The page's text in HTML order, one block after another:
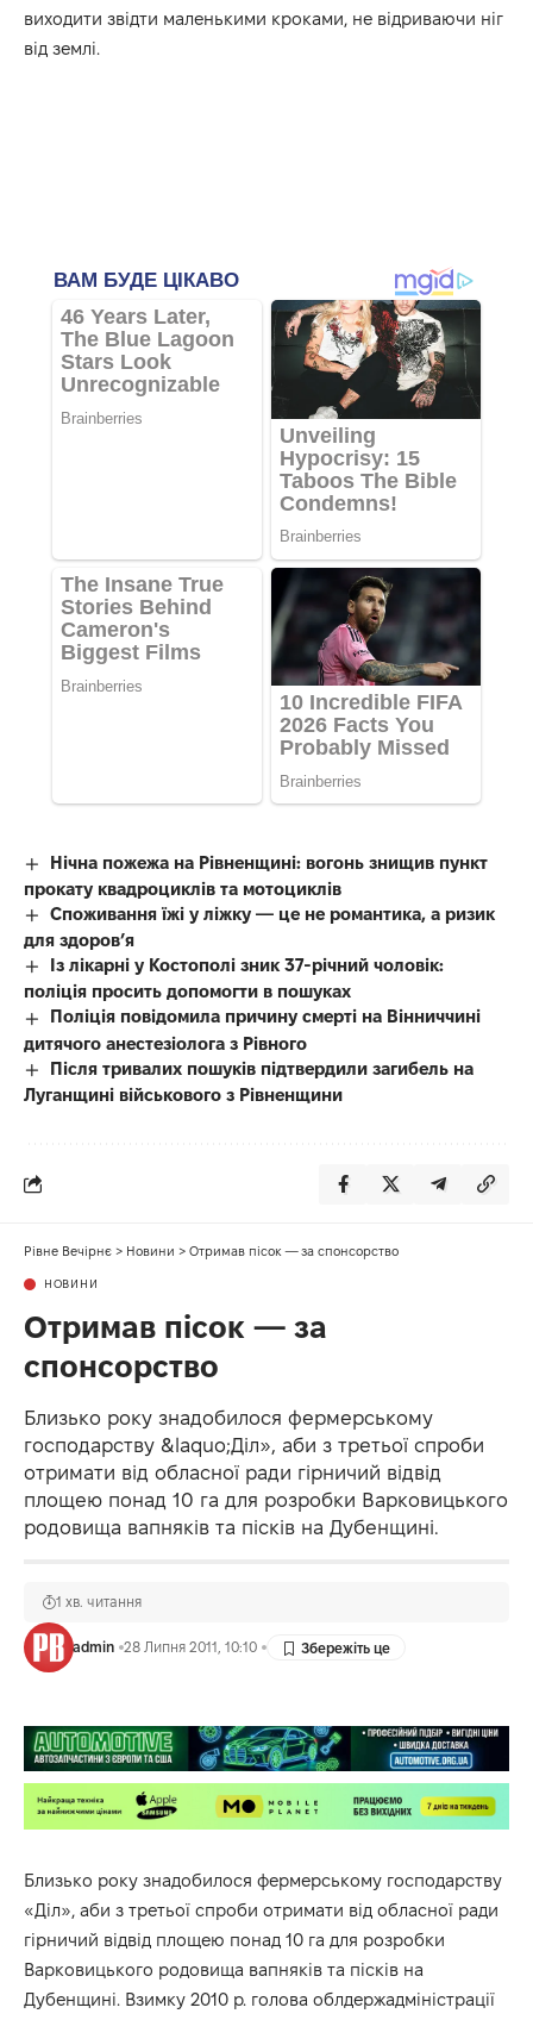
виходити звідти маленькими кроками, не відриваючи ніг
від землі.
Нічна пожежа на Рівненщині: вогонь знищив пункт
прокату квадроциклів та мотоциклів
Споживання їжі у ліжку — це не романтика, а ризик
для здоров’я
Із лікарні у Костополі зник 37-річний чоловік:
поліція просить допомогти в пошуках
Поліція повідомила причину смерті на Вінниччині
дитячого анестезіолога з Рівного
Після тривалих пошуків підтвердили загибель на
Луганщині військового з Рівненщини
Рівне Вечірнє > Новини > Отримав пісок — за спонсорство
НОВИНИ
Отримав пісок — за
спонсорство
Близько року знадобилося фермерському
господарству &laquo;Діл», аби з третьої спроби
отримати від обласної ради гірничий відвід
площею понад 10 га для розробки Варковицького
родовища вапняків та пісків на Дубенщині.
admin 28 Липня 2011, 10:10
1 хв. читання
Близько року знадобилося фермерському господарству
«Діл», аби з третьої спроби отримати від обласної ради
гірничий відвід площею понад 10 га для розробки
Варковицького родовища вапняків та пісків на
Дубенщині. Взимку 2010 р. голова облдержадміністрації